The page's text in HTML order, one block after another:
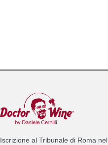
Iscrizione al Tribunale di Roma nel